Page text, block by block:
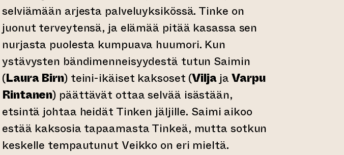
selviämään arjesta palveluyksikössä. Tinke on
juonut terveytensä, ja elämää pitää kasassa sen
nurjasta puolesta kumpuava huumori. Kun
ystävysten bändimenneisyydestä tutun Saimin
(Laura Birn) teini-ikäiset kaksoset (Vilja jaVarpu
Rintanen) päättävät ottaa selvää isästään,
etsintä johtaa heidät Tinken jäljille. Saimi aikoo
estää kaksosia tapaamasta Tinkeä, mutta sotkun
keskelle tempautunut Veikko on eri mieltä.